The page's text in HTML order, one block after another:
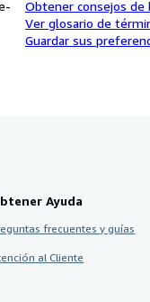
Obtener consejos de
Ver glosario de
Guardar sus
Ayuda
frecuentes y guías
al Cliente